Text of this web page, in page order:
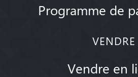
Programme de
VENDRE
Vendre en